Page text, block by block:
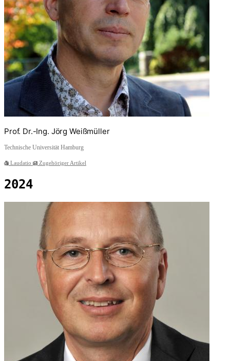
Prof. Dr.-Ing. Jörg Weißmüller
Technische Universität Hamburg
Laudatio Zugehöriger Artikel
2024